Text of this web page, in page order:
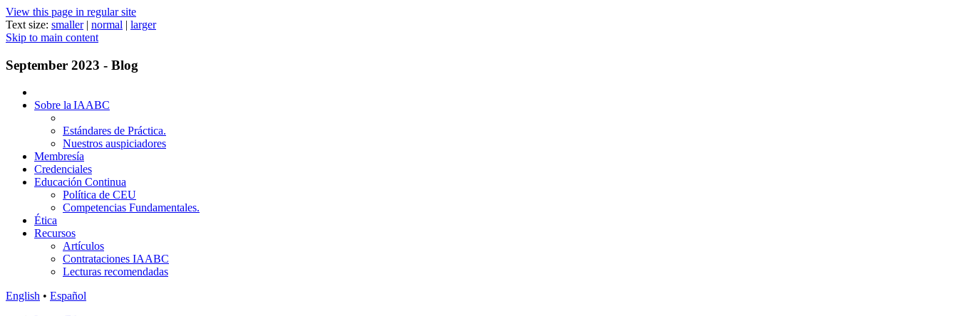
View this page in regular site
Text size: smaller| normal | larger
Skip to main content
September 2023 - Blog
Sobre la IAABC
Estándares de Práctica.
Nuestros auspiciadores
Membresía
Credenciales
Educación Continua
Política de CEU
Competencias Fundamentales.
Ética
Recursos
Artículos
Contrataciones IAABC
Lecturas recomendadas
English • Español